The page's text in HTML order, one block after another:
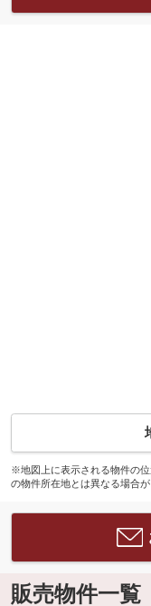
※地図上に表示される物件の
の物件所在地とは異なる場合が
販売物件一覧